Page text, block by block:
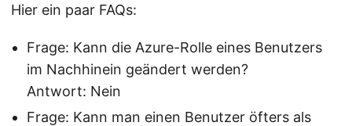
Hier ein paar FAQs:
Frage: Kann die Azure-Rolle eines Benutzers
im Nachhinein geändert werden?
Antwort: Nein
Frage: Kann man einen Benutzer öfters als